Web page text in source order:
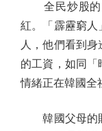
全民炒股的
紅。「霹靂窮人
人，他們看到
的工資，如同「
情緒正在韓國全
韓國父母的財